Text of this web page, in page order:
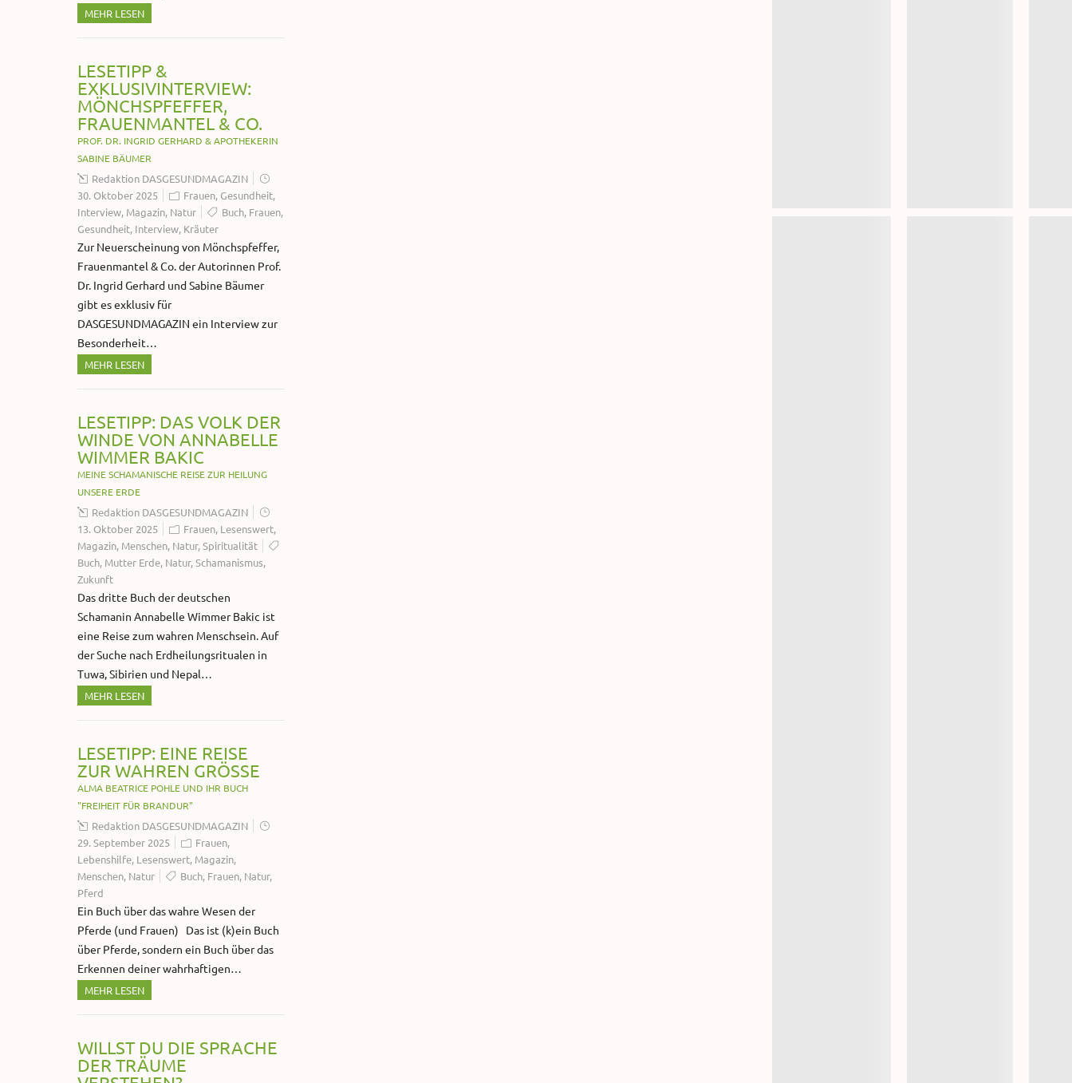
MEHR LESEN
LESETIPP &
EXKLUSIVINTERVIEW:
MÖNCHSPFEFFER,
FRAUENMANTEL & CO.
PROF. DR. INGRID GERHARD & APOTHEKERIN
SABINE BÄUMER
Redaktion DASGESUNDMAGAZIN
30. Oktober 2025
Frauen,Gesundheit,
Interview, Magazin, Natur Buch, Frauen,
Gesundheit, Interview, Kräuter
Zur Neuerscheinung von Mönchspfeffer,
Frauenmantel & Co. der Autorinnen Prof.
Dr. Ingrid Gerhard und Sabine Bäumer
gibt es exklusiv für
DASGESUNDMAGAZIN ein Interview zur
Besonderheit…
MEHR LESEN
LESETIPP: DAS VOLK DER
WINDE VON ANNABELLE
WIMMER BAKIC
MEINE SCHAMANISCHE REISE ZUR HEILUNG
UNSERE ERDE
Redaktion DASGESUNDMAGAZIN
13. Oktober 2025
Frauen, Lesenswert,
Magazin, Menschen, Natur,Spiritualität
Buch, Mutter Erde, Natur,Schamanismus,
Zukunft
​Das dritte Buch der deutschen
Schamanin Annabelle Wimmer Bakic ist
eine Reise zum wahren Menschsein. Auf
der Suche nach Erdheilungsritualen in
Tuwa, Sibirien und Nepal…
MEHR LESEN
LESETIPP: EINE REISE
ZUR WAHREN GRÖSSE
ALMA BEATRICE POHLE UND IHR BUCH
"FREIHEIT FÜR BRANDUR"
Redaktion DASGESUNDMAGAZIN
29. September 2025
Frauen,
Lebenshilfe, Lesenswert, Magazin,
Menschen, Natur Buch, Frauen, Natur,
Pferd
Ein Buch über das wahre Wesen der
Pferde (und Frauen) Das ist (k)ein Buch
über Pferde, sondern ein Buch über das
Erkennen deiner wahrhaftigen…
MEHR LESEN
WILLST DU DIE SPRACHE
DER TRÄUME